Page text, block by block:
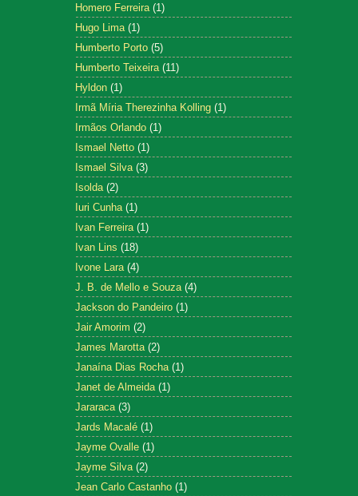
Homero Ferreira (1)
Hugo Lima (1)
Humberto Porto (5)
Humberto Teixeira (11)
Hyldon (1)
Irmã Míria Therezinha Kolling (1)
Irmãos Orlando (1)
Ismael Netto (1)
Ismael Silva (3)
Isolda (2)
Iuri Cunha (1)
Ivan Ferreira (1)
Ivan Lins (18)
Ivone Lara (4)
J. B. de Mello e Souza (4)
Jackson do Pandeiro (1)
Jair Amorim (2)
James Marotta (2)
Janaína Dias Rocha (1)
Janet de Almeida (1)
Jararaca (3)
Jards Macalé (1)
Jayme Ovalle (1)
Jayme Silva (2)
Jean Carlo Castanho (1)